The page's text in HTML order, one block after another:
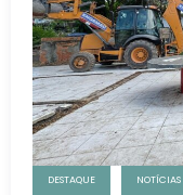
DESTAQUE NOTÍCIAS